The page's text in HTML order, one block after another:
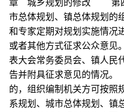
市总体规划、镇总体规划的
和专家定期对规划实施情况
或者其他方式征求公众意见
表大会常务委员会、镇人民
告并附具征求意见的情
的，组织编制机关方可按照
系规划、城市总体规划、